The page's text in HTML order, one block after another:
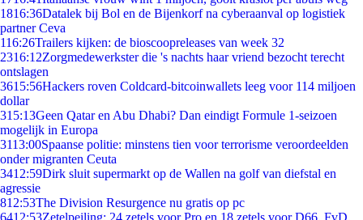
1816:36Datalek bij Bol en de Bijenkorf na cyberaanval op logistiek
partner Ceva
116:26Trailers kijken: de bioscoopreleases van week 32
2316:12Zorgmedewerkster die 's nachts haar vriend bezocht terecht
ontslagen
3615:56Hackers roven Coldcard-bitcoinwallets leeg voor 114 miljoen
dollar
315:13Geen Qatar en Abu Dhabi? Dan eindigt Formule 1-seizoen
mogelijk in Europa
3113:00Spaanse politie: minstens tien voor terrorisme veroordeelden
onder migranten Ceuta
3412:59Dirk sluit supermarkt op de Wallen na golf van diefstal en
agressie
812:53The Division Resurgence nu gratis op pc
6412:53Zetelpeiling: 24 zetels voor Pro en 18 zetels voor D66, FvD,